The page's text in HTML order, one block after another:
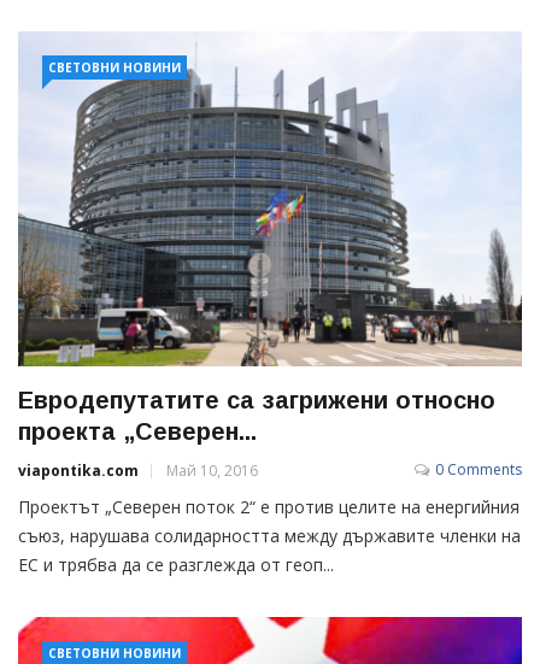
СВЕТОВНИ НОВИНИ
Евродепутатите са загрижени относно
проекта „Северен...
viapontika.com Май 10, 2016 0 Comments
Проектът „Северен поток 2“ е против целите на енергийния
съюз, нарушава солидарността между държавите членки на
ЕС и трябва да се разглежда от геоп...
СВЕТОВНИ НОВИНИ